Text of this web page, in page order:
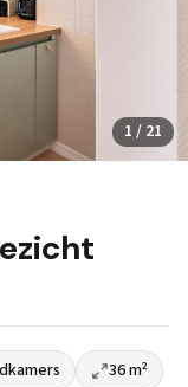
1 / 21
36 m²